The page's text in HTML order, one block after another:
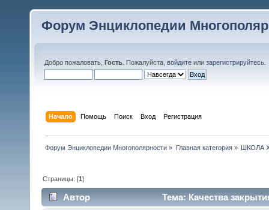
Форум Энциклопедии
Добро пожаловать, Гость . Пожалуйста, войдите или зарегистрируйтесь
Начало Помощь Поиск Вход Регистрация
Форум Энциклопедии Многополярности » Главная категория» ШКОЛА
Страницы: [1]
Автор Тема: Качества